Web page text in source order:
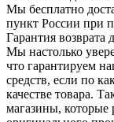
Мы бесплатно
пункт России при
Гарантия возврата
Мы настолько
что гарантируем
средств, если по
качестве товара.
магазины, которые